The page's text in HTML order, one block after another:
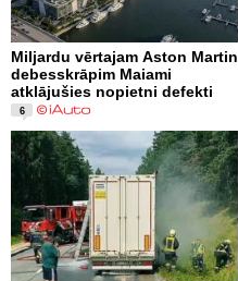
Miljardu vērtajam Aston Martin
debesskrāpim Maiami
atklājušies nopietni defekti
6